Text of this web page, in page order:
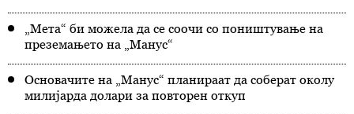
„Мета“ би можела да се соочи со поништување на
преземањето на „Манус“
Основачите на „Манус“ планираат да соберат околу
милијарда долари за повторен откуп